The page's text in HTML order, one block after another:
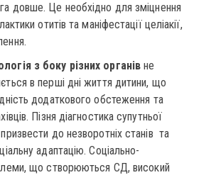
довше. Це необхідно для зміцнення
отитів та маніфестації целіакії,
з боку різних органів не
в перші дні життя дитини, що
додаткового обстеження та
Пізня діагностика супутньої
до незворотніх станів та
адаптацію. Соціально-
що створюються СД, високий